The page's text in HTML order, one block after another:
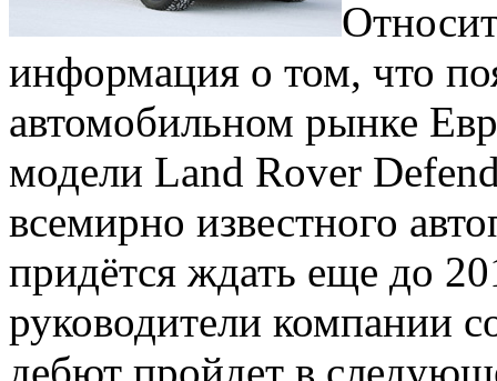
информация о том, что
автомобильном рынке
модели Land Rover
всемирно известного
придётся ждать еще до
руководители компании
дебют пройдет в